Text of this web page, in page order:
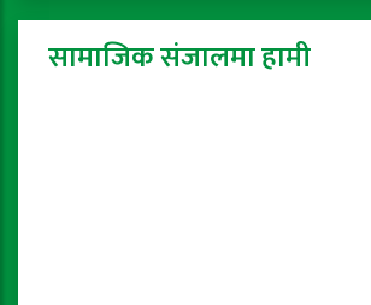
सामाजिक संजालमा हामी